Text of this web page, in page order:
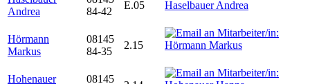
Andrea
84-42
E.05
Hörmann
Markus
08145
84-35
2.15
Hohenauer
08145